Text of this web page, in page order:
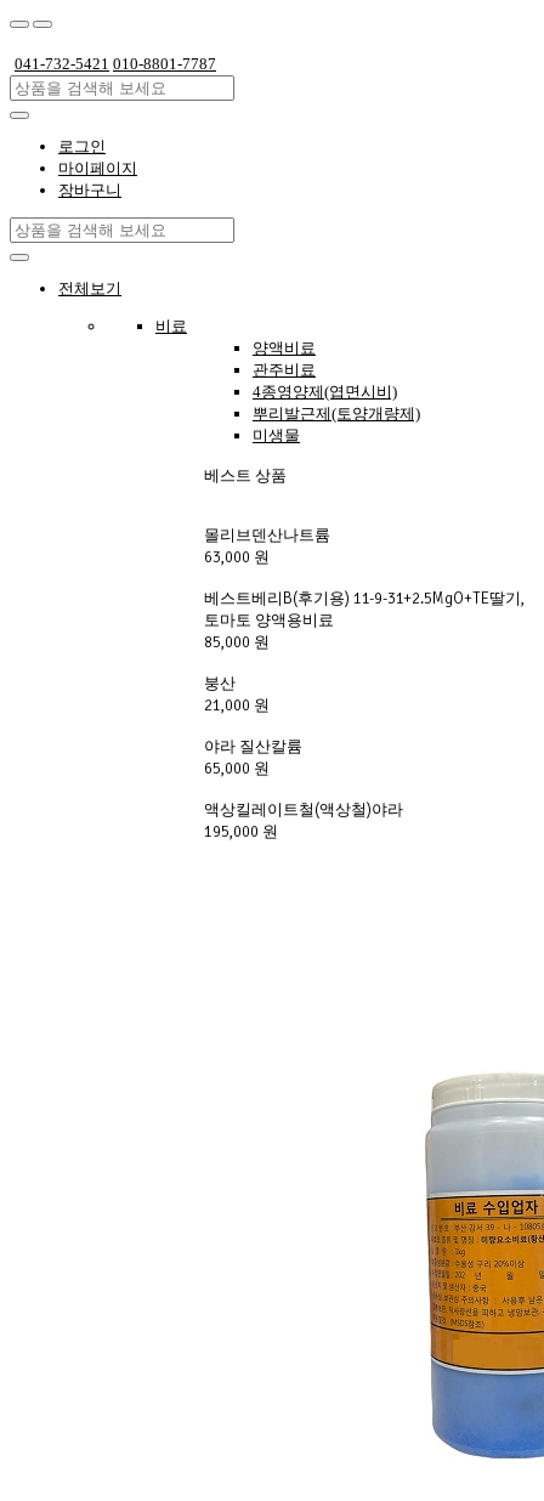
041-732-5421 010-8801-7787
로그인
마이페이지
장바구니
전체보기
비료
양액비료
관주비료
4종영양제(엽면시비)
뿌리발근제(토양개량제)
미생물
베스트 상품
몰리브덴산나트륨
63,000 원
베스트베리B(후기용) 11-9-31+2.5MgO+TE딸기,
토마토 양액용비료
85,000 원
붕산
21,000 원
야라 질산칼륨
65,000 원
액상킬레이트철(액상철)야라
195,000 원